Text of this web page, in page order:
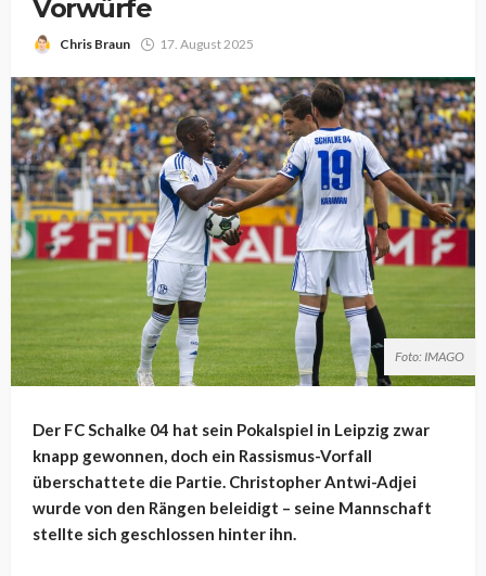
Vorwürfe
Chris Braun 17. August 2025
Foto: IMAGO
Der FC Schalke 04 hat sein Pokalspiel in Leipzig zwar
knapp gewonnen, doch ein Rassismus-Vorfall
überschattete die Partie. Christopher Antwi-Adjei
wurde von den Rängen beleidigt – seine Mannschaft
stellte sich geschlossen hinter ihn.